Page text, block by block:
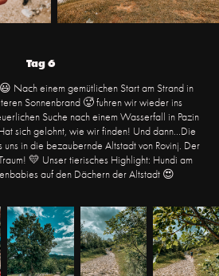
Tag 6
Nach einem gemütlichen Start am Strand in
Sonnenbrand 🥵 fuhren wir wieder ins
Suche nach einem Wasserfall in Pazin
sich gelohnt, wie wir finden! Und dann...Die
in die bezaubernde Altstadt von Rovinj. Der
💛 Unser tierisches Highlight: Hundi am
auf den Dächern der Altstadt 😍